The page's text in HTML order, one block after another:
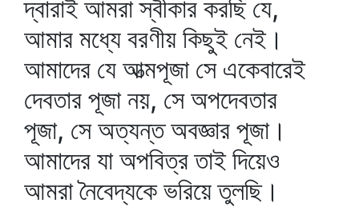
দ্বারাই আমরা স্বীকার করছি যে,
আমার মধ্যে বরণীয় কিছুই নেই।
আমাদের যে আত্মপূজা সে একেবারেই
দেবতার পূজা নয়, সে অপদেবতার
পূজা, সে অত্যন্ত অবজ্ঞার পূজা।
আমাদের যা অপবিত্র তাই দিয়েও
আমরা নৈবেদ্যকে ভরিয়ে তুলছি।